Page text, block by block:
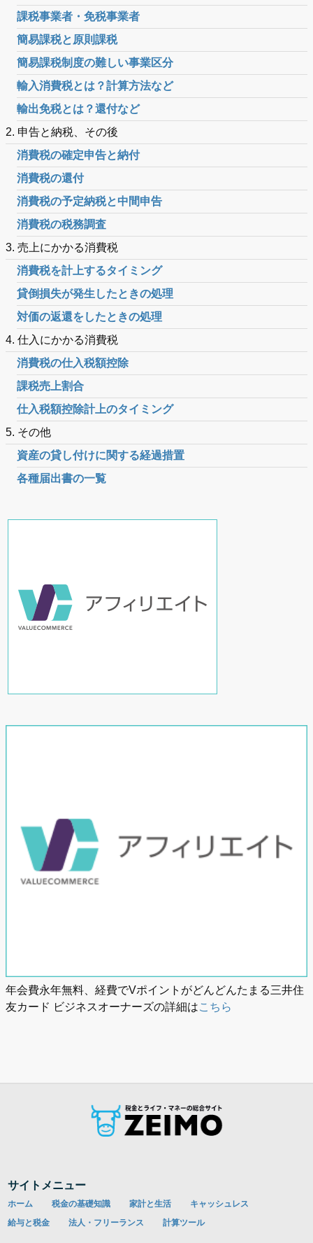
課税事業者・免税事業者
簡易課税と原則課税
簡易課税制度の難しい事業区分
輸入消費税とは？計算方法など
輸出免税とは？還付など
2. 申告と納税、その後
消費税の確定申告と納付
消費税の還付
消費税の予定納税と中間申告
消費税の税務調査
3. 売上にかかる消費税
消費税を計上するタイミング
貸倒損失が発生したときの処理
対価の返還をしたときの処理
4. 仕入にかかる消費税
消費税の仕入税額控除
課税売上割合
仕入税額控除計上のタイミング
5. その他
資産の貸し付けに関する経過措置
各種届出書の一覧
年会費永年無料、経費でVポイントがどんどんたまる三井住
友カード ビジネスオーナーズの詳細はこちら
サイトメニュー
ホーム 税金の基礎知識 家計と生活
キャッシュレス
給与と税金
法人・フリーランス 計算ツール